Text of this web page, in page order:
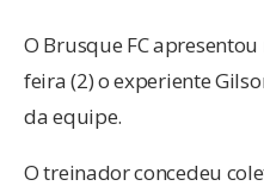
O Brusque FC
feira (2) o experiente
da equipe.
O treinador concedeu